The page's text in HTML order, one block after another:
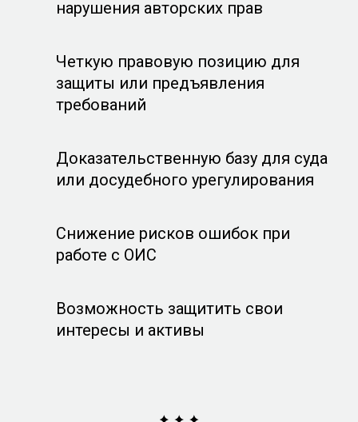
нарушения авторских прав
Четкую правовую позицию для
защиты или предъявления
требований
Доказательственную базу для суда
или досудебного урегулирования
Снижение рисков ошибок при
работе с ОИС
Возможность защитить свои
интересы и активы